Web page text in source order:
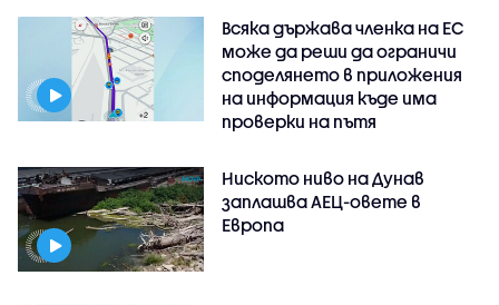
Всяка държава членка на ЕС
може да реши да ограничи
споделянето в приложения
на информация къде има
проверки на пътя
Ниското ниво на Дунав
заплашва АЕЦ-овете в
Европа